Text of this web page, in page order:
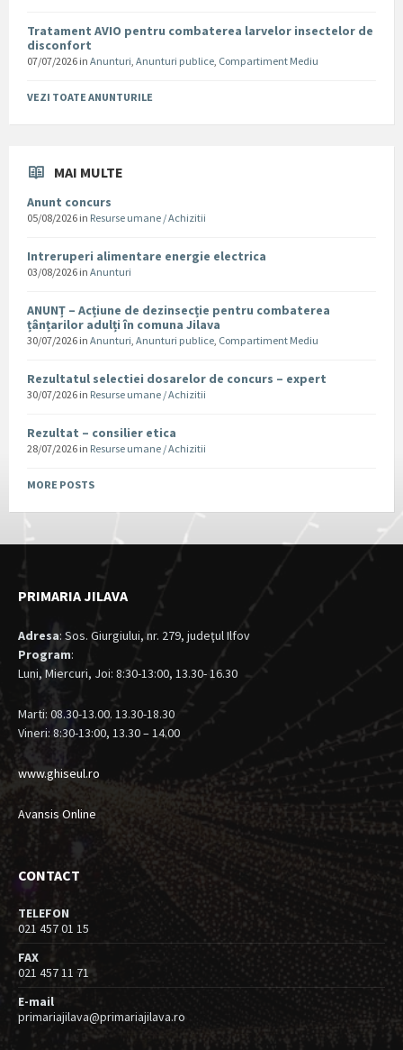
Tratament AVIO pentru combaterea larvelor insectelor de
disconfort
07/07/2026 in Anunturi, Anunturi publice, Compartiment Mediu
VEZI TOATE ANUNTURILE
MAI MULTE
Anunt concurs
05/08/2026 in Resurse umane / Achizitii
Intreruperi alimentare energie electrica
03/08/2026 in Anunturi
ANUNȚ – Acțiune de dezinsecție pentru combaterea
țânțarilor adulți în comuna Jilava
30/07/2026 in Anunturi, Anunturi publice, Compartiment Mediu
Rezultatul selectiei dosarelor de concurs – expert
30/07/2026 in Resurse umane / Achizitii
Rezultat – consilier etica
28/07/2026 in Resurse umane / Achizitii
MORE POSTS
PRIMARIA JILAVA
Adresa: Sos. Giurgiului, nr. 279, judeţul Ilfov
Program:
Luni, Miercuri, Joi: 8:30-13:00, 13.30- 16.30
Marti: 08.30-13.00. 13.30-18.30
Vineri: 8:30-13:00, 13.30 – 14.00
www.ghiseul.ro
Avansis Online
CONTACT
TELEFON
021 457 01 15
FAX
021 457 11 71
E-mail
primariajilava@primariajilava.ro